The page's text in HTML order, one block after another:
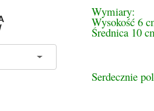
Wymiary:
Wysokość 6
Średnica 10
Serdecznie